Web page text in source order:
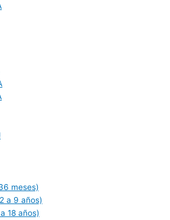
meses)
a 9 años)
18 años)